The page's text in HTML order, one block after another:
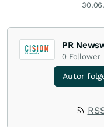
PR
0 Follower
Autor